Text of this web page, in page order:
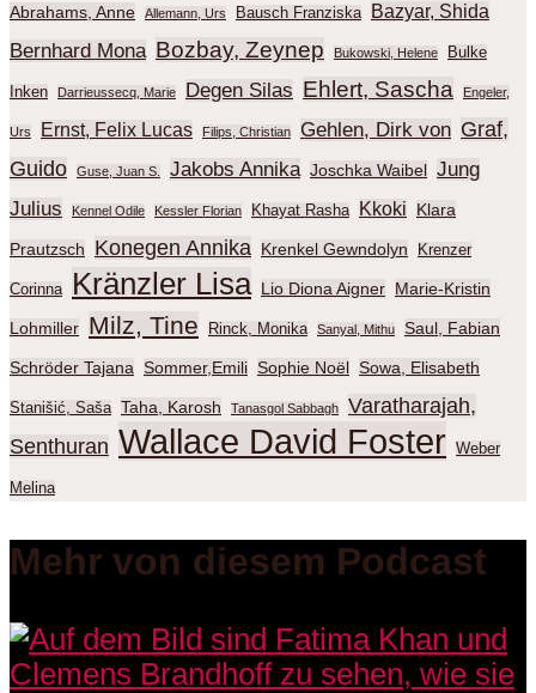
Abrahams, Anne Allemann, Urs Bausch Franziska Bazyar, Shida
Bernhard Mona Bozbay, Zeynep Bukowski, Helene Bulke
Inken Darrieussecq, Marie Degen Silas Ehlert, Sascha Engeler,
Urs Ernst, Felix Lucas Filips, Christian Gehlen, Dirk von Graf,
Guido
Guse, Juan S. Jakobs Annika Joschka Waibel Jung
Julius
Kennel Odile Kessler Florian Khayat Rasha Kkoki Klara
Prautzsch Konegen Annika Krenkel Gewndolyn Krenzer
Corinna Kränzler Lisa Lio Diona Aigner Marie-Kristin
Lohmiller Milz, Tine Rinck, Monika Sanyal, Mithu Saul, Fabian
Schröder Tajana Sommer,Emili Sophie Noël Sowa, Elisabeth
Stanišić, Saša Taha, Karosh Tanasgol Sabbagh
Varatharajah,
Senthuran Wallace David Foster Weber
Melina
Mehr von diesem Podcast